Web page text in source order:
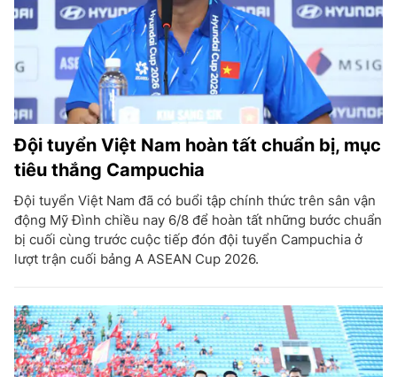
Đội tuyển Việt Nam hoàn tất chuẩn bị, mục
tiêu thắng Campuchia
Đội tuyển Việt Nam đã có buổi tập chính thức trên sân vận
động Mỹ Đình chiều nay 6/8 để hoàn tất những bước chuẩn
bị cuối cùng trước cuộc tiếp đón đội tuyển Campuchia ở
lượt trận cuối bảng A ASEAN Cup 2026.